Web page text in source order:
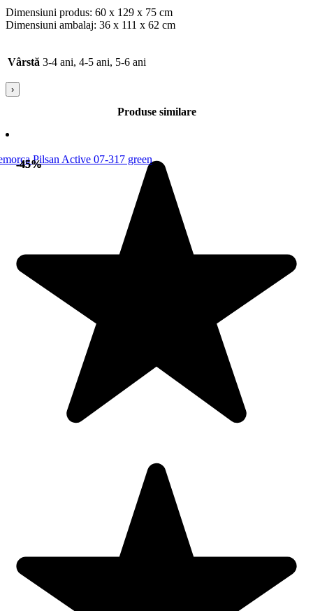
Dimensiuni produs: 60 x 129 x 75 cm
Dimensiuni ambalaj: 36 x 111 x 62 cm
Vârstă 3-4 ani, 4-5 ani, 5-6 ani
›
Produse similare
-45%
-45%